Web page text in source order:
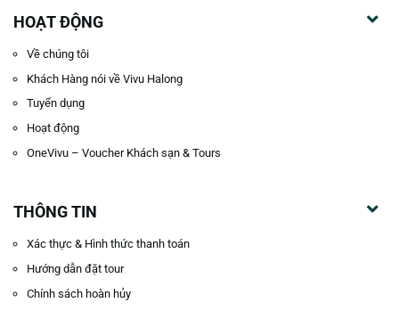
HOẠT ĐỘNG
Về chúng tôi
Khách Hàng nói về Vivu Halong
Tuyển dụng
Hoạt động
OneVivu – Voucher Khách sạn & Tours
THÔNG TIN
Xác thực & Hình thức thanh toán
Hướng dẫn đặt tour
Chính sách hoàn hủy